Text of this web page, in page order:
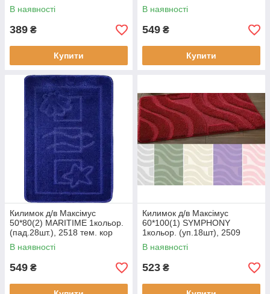
В наявності
389 ₴
Купити
В наявності
549 ₴
Купити
Килимок д/в Максімус
50*80(2) MARITIME 1кольор.
(пад.28шт.), 2518 тем. кор
В наявності
549 ₴
Килимок д/в Максімус
60*100(1) SYMPHONY
1кольор. (уп.18шт), 2509
блакитний
В наявності
523 ₴